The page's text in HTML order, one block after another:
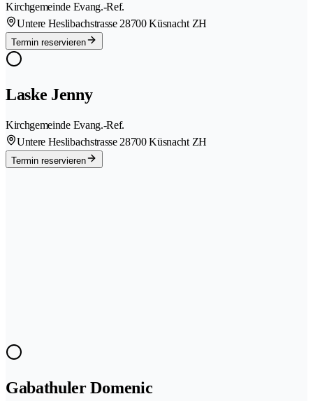
Kirchgemeinde Evang.-Ref.
Untere Heslibachstrasse 28700 Küsnacht ZH
Termin reservieren
Laske Jenny
Kirchgemeinde Evang.-Ref.
Untere Heslibachstrasse 28700 Küsnacht ZH
Termin reservieren
Gabathuler Domenic